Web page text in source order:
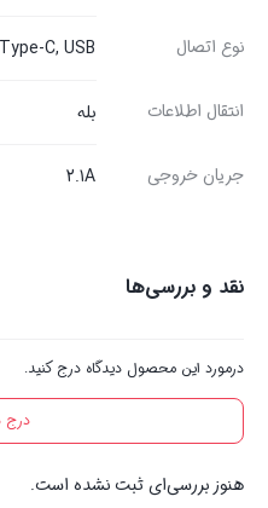
نوع اتصال Type-C, USB
انتقال اطلاعات بله
جریان خروجی 2.1A
نقد و بررسی‌ها
درمورد این محصول دیدگاه درج کنید.
درج
هنوز بررسی‌ای ثبت نشده است.